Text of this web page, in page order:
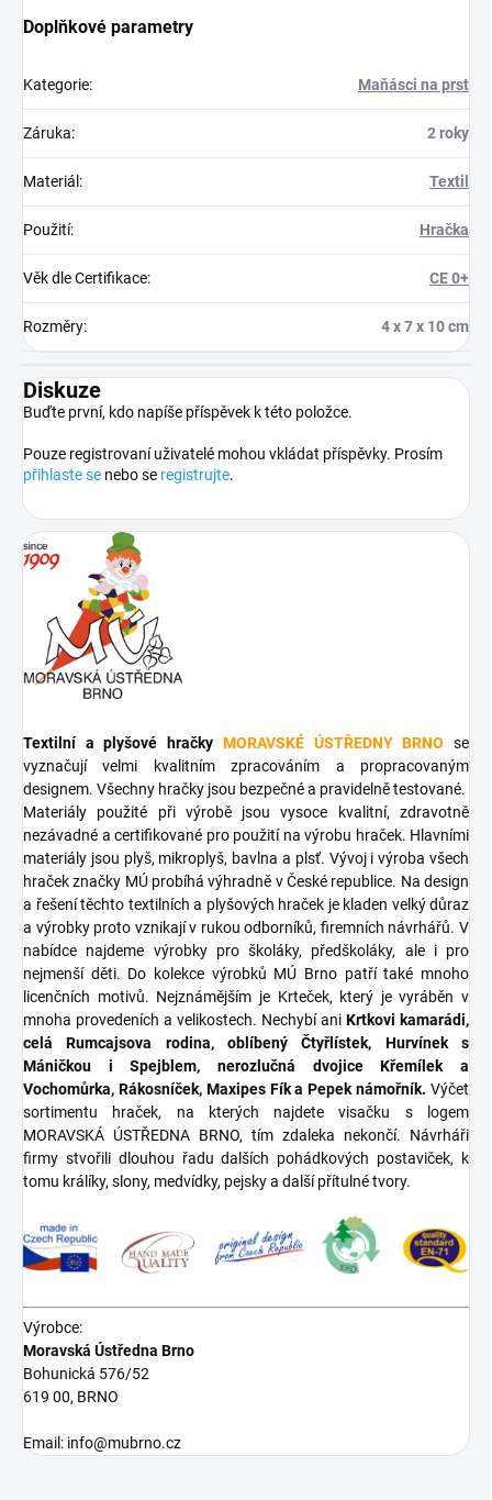
Doplňkové parametry
Kategorie: Maňásci na prst
Záruka: 2 roky
Materiál : Textil
Použití: Hračka
Věk dle Certifikace: CE 0+
Rozměry: 4 x 7 x 10 cm
Diskuze
Buďte první, kdo napíše příspěvek k této položce.
Pouze registrovaní uživatelé mohou vkládat příspěvky. Prosím
přihlaste se nebo se registrujte.
Textilní a plyšové hračky MORAVSKÉ ÚSTŘEDNY BRNO se
vyznačují velmi kvalitním zpracováním a propracovaným
designem. Všechny hračky jsou bezpečné a pravidelně testované.
Materiály použité při výrobě jsou vysoce kvalitní, zdravotně
nezávadné a certifikované pro použití na výrobu hraček. Hlavními
materiály jsou plyš, mikroplyš, bavlna a plsť. Vývoj i výroba všech
hraček značky MÚ probíhá výhradně v České republice. Na design
a řešení těchto textilních a plyšových hraček je kladen velký důraz
a výrobky proto vznikají v rukou odborníků, firemních návrhářů. V
nabídce najdeme výrobky pro školáky, předškoláky, ale i pro
nejmenší děti. Do kolekce výrobků MÚ Brno patří také mnoho
licenčních motivů. Nejznámějším je Krteček, který je vyráběn v
mnoha provedeních a velikostech. Nechybí ani Krtkovi kamarádi,
celá Rumcajsova rodina, oblíbený Čtyřlístek, Hurvínek s
Máničkou i Spejblem, nerozlučná dvojice Křemílek a
Vochomůrka, Rákosníček, Maxipes Fík a Pepek námořník. Výčet
sortimentu hraček, na kterých najdete visačku s logem
MORAVSKÁ ÚSTŘEDNA BRNO, tím zdaleka nekončí. Návrháři
firmy stvořili dlouhou řadu dalších pohádkových postaviček, k
tomu králíky, slony, medvídky, pejsky a další přítulné tvory.
Výrobce:
Moravská Ústředna Brno
Bohunická 576/52
619 00, BRNO
Email: info@mubrno.cz